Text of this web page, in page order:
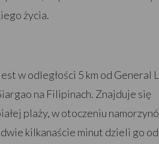
życia.
w odległości 5 km od General
na Filipinach. Znajduje się
plaży, w otoczeniu
kilkanaście minut dzieli go od